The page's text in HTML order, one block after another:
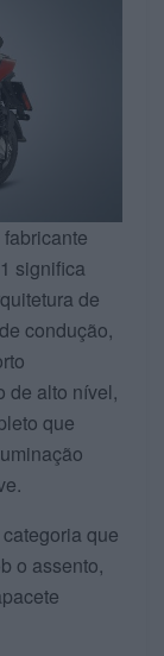
significa
de
condução,
de alto nível,
que
que
o assento,